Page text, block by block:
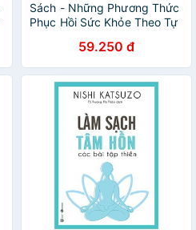
Sách - Những Phương Thức
Phục Hồi Sức Khỏe Theo Tự
59.250 đ